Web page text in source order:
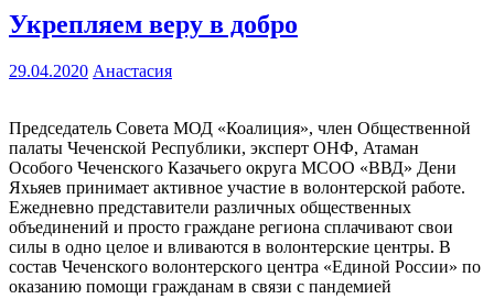
Укрепляем веру в добро
29.04.2020 Анастасия
Председатель Совета МОД «Коалиция», член Общественной
палаты Чеченской Республики, эксперт ОНФ, Атаман
Особого Чеченского Казачьего округа МСОО «ВВД» Дени
Яхьяев принимает активное участие в волонтерской работе.
Ежедневно представители различных общественных
объединений и просто граждане региона сплачивают свои
силы в одно целое и вливаются в волонтерские центры. В
состав Чеченского волонтерского центра «Единой России» по
оказанию помощи гражданам в связи с пандемией